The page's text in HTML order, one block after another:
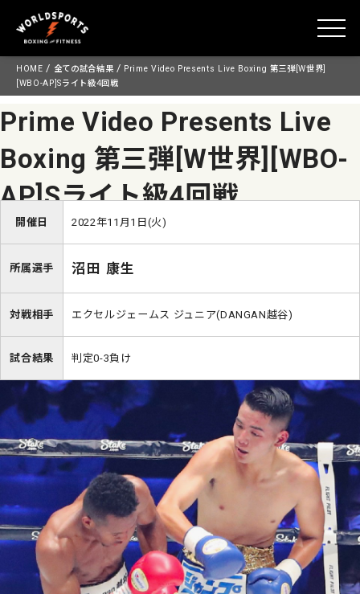
SkipHOME / 全ての試合結果 / Prime Video Presents Live Boxing 第三弾[W世界]
[WBO-AP]Sライト級4回戦
Prime Video Presents Live
Boxing 第三弾[W世界][WBO-
AP]Sライト級4回戦
開催日 2022年11月1日(火)
所属選手 沼田 康生
対戦相手 エクセルジェームス ジュニア(DANGAN越谷)
試合結果 判定0-3負け